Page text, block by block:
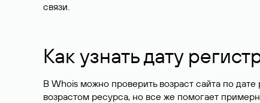
связи.
Как узнать дату
В Whois можно проверить возраст сайта по
возрастом ресурса, но все же помогает